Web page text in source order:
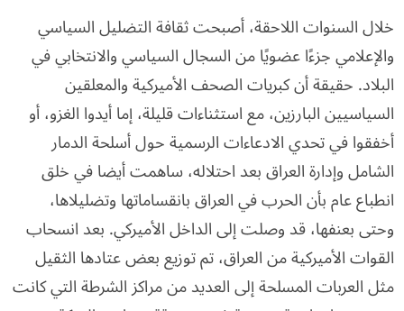
خلال السنوات اللاحقة، أصبحت ثقافة التضليل السياسي
والإعلامي جزءًا عضويًا من السجال السياسي والانتخابي في
البلاد. حقيقة أن كبريات الصحف الأميركية والمعلقين
السياسيين البارزين، مع استثناءات قليلة، إما أيدوا الغزو، أو
أخفقوا في تحدي الادعاءات الرسمية حول أسلحة الدمار
الشامل وإدارة العراق بعد احتلاله، ساهمت أيضا في خلق
انطباع عام بأن الحرب في العراق بانقساماتها وتضليلاها،
وحتى بعنفها، قد وصلت إلى الداخل الأميركي. بعد انسحاب
القوات الأميركية من العراق، تم توزيع بعض عتادها الثقيل
مثل العربات المسلحة إلى العديد من مراكز الشرطة التي كانت